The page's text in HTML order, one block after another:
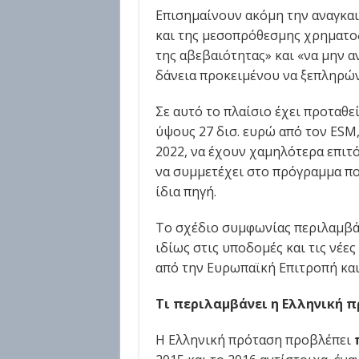
Επισημαίνουν ακόμη την
και της μεσοπρόθεσμης
της αβεβαιότητας» και «να μην
δάνεια προκειμένου να
Σε αυτό το πλαίσιο έχει
ύψους 27 δισ. ευρώ από τον
2022, να έχουν χαμηλότερα
να συμμετέχει στο πρόγραμμα
ίδια πηγή.
Το σχέδιο συμφωνίας
ιδίως στις υποδομές και τις
από την Ευρωπαϊκή Επιτροπή
Τι περιλαμβάνει η Ελληνική
Η Ελληνική πρόταση προβλέπει